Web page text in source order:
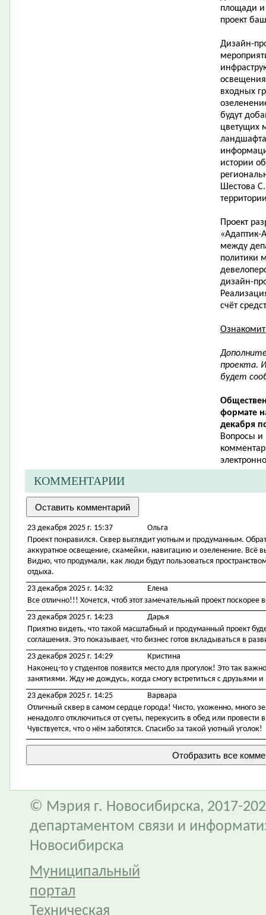
площади
проект
Дизайн-
входных
будут
цветущих
истории
Шестова
​Проект
«Адаптик-
между
политики
дизайн-
счёт
проекта.
будет
формате
декабря
Вопросы
КОММЕНТАРИИ
23 декабря 2025 г. 15:37
Ольга
Проект понравился. Сквер выглядит уютным и продуманным.
аккуратное освещение, скамейки, навигацию и озеленение. Всё
Видно, что продумали, как люди будут пользоваться
отдыха.
23 декабря 2025 г. 14:32
Елена
Все отлично!!! Хочется, чтоб этот замечательный проект
23 декабря 2025 г. 14:23
Дарья
Приятно видеть, что такой масштабный и продуманный проект
соглашения. Это показывает, что бизнес готов вкладываться в
23 декабря 2025 г. 14:29
Кристина
Наконец-то у студентов появится место для прогулок! Это так
занятиями. Жду не дождусь, когда смогу встретиться с друзьями
23 декабря 2025 г. 14:25
Варвара
Отличный сквер в самом сердце города! Чисто, ухоженно, много
ненадолго отключиться от суеты, перекусить в обед или
Чувствуется, что о нём заботятся. Спасибо за такой уютный уголок!
© Мэрия г. Новосибирска, 2017-
департаментом связи и
Новосибирска
Муниципальный
портал
Техническая